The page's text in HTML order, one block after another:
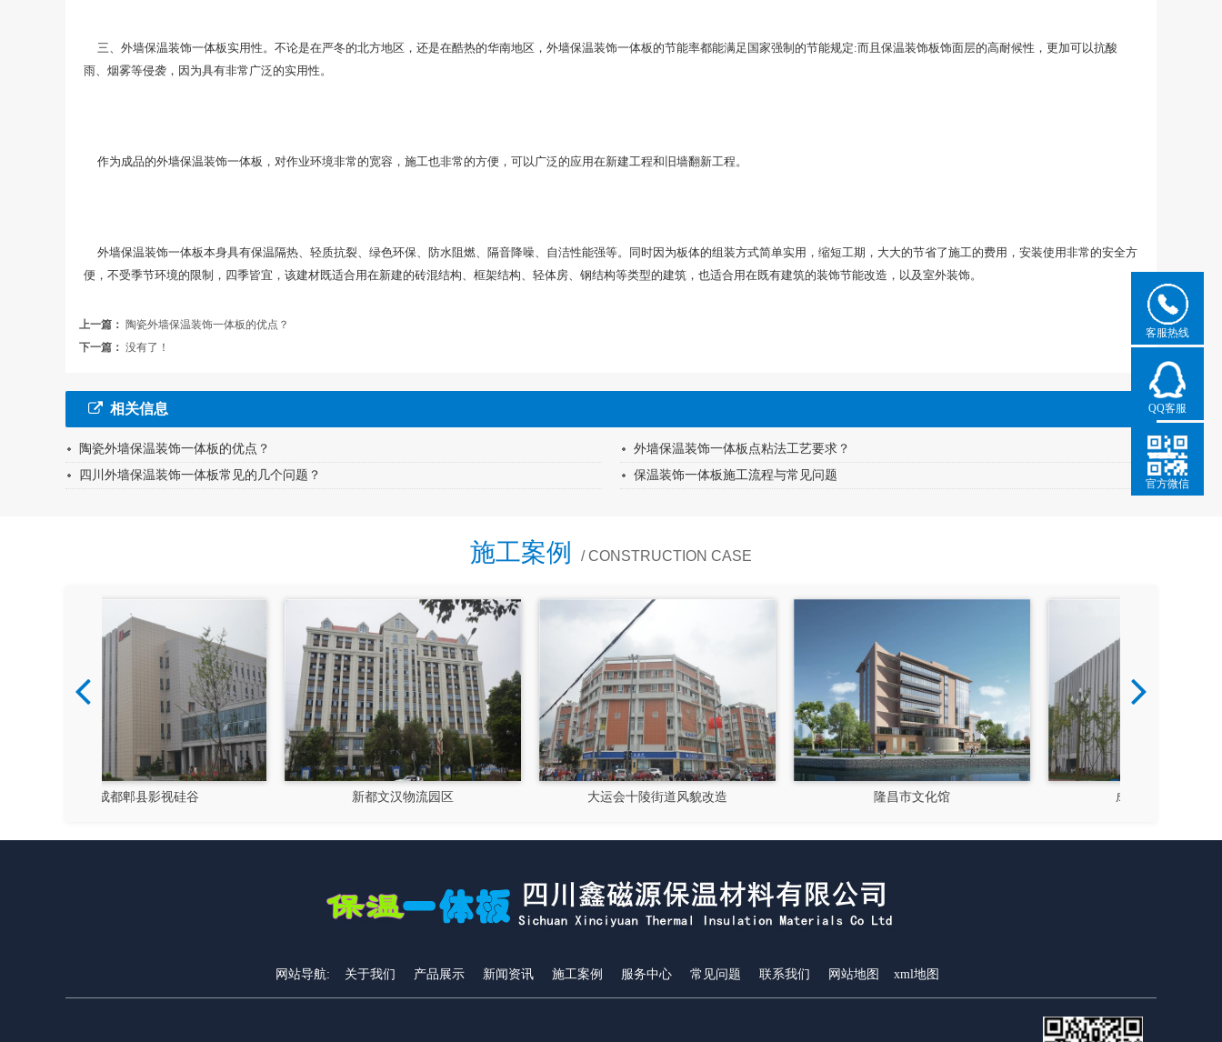
三、外墙保温装饰一体板实用性。不论是在严冬的北方地区，还是在酷热的华南地区，外墙保温装饰一体板的节能率都能满足国家强制的节能规定:而且保温装饰板饰面层的高耐候性，更加可以抗酸
雨、烟雾等侵袭，因为具有非常广泛的实用性。
作为成品的外墙保温装饰一体板，对作业环境非常的宽容，施工也非常的方便，可以广泛的应用在新建工程和旧墙翻新工程。
外墙保温装饰一体板本身具有保温隔热、轻质抗裂、绿色环保、防水阻燃、隔音降噪、自洁性能强等。同时因为板体的组装方式简单实用，缩短工期，大大的节省了施工的费用，安装使用非常的安全方
便，不受季节环境的限制，四季皆宜，该建材既适合用在新建的砖混结构、框架结构、轻体房、钢结构等类型的建筑，也适合用在既有建筑的装饰节能改造，以及室外装饰。
上一篇： 陶瓷外墙保温装饰一体板的优点？
下一篇： 没有了！
相关信息
陶瓷外墙保温装饰一体板的优点？
外墙保温装饰一体板点粘法工艺要求？
四川外墙保温装饰一体板常见的几个问题？
保温装饰一体板施工流程与常见问题
施工案例 / CONSTRUCTION CASE
新都文汉物流园区 大运会十陵街道风貌改造 隆昌市文化馆 成都郫县影视硅谷
网站导航: 关于我们 产品展示 新闻资讯 施工案例 服务中心 常见问题 联系我们 网站地图 xml地图
客服热线
QQ客服
官方微信